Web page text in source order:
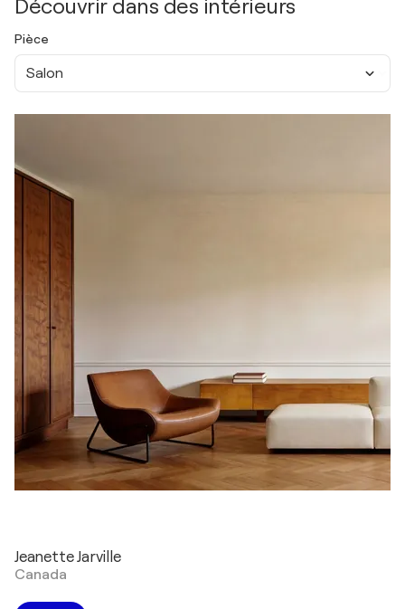
Découvrir dans des intérieurs
Pièce
Salon
Jeanette Jarville
Canada